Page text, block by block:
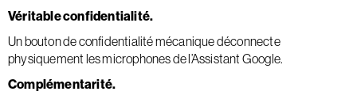
Véritable confidentialité.
Un bouton de confidentialité mécanique déconnecte
physiquement les microphones de l’Assistant Google.
Complémentarité.